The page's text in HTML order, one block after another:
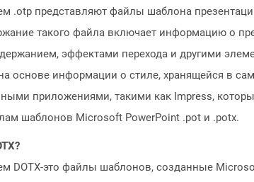
.otp представляют файлы шаблона
такого файла включает информацию о
эффектами перехода и другими
основе информации о стиле, хранящейся в
приложениями, такими как Impress,
шаблонов Microsoft PowerPoint .pot и .potx.
DOTX-это файлы шаблонов, созданные